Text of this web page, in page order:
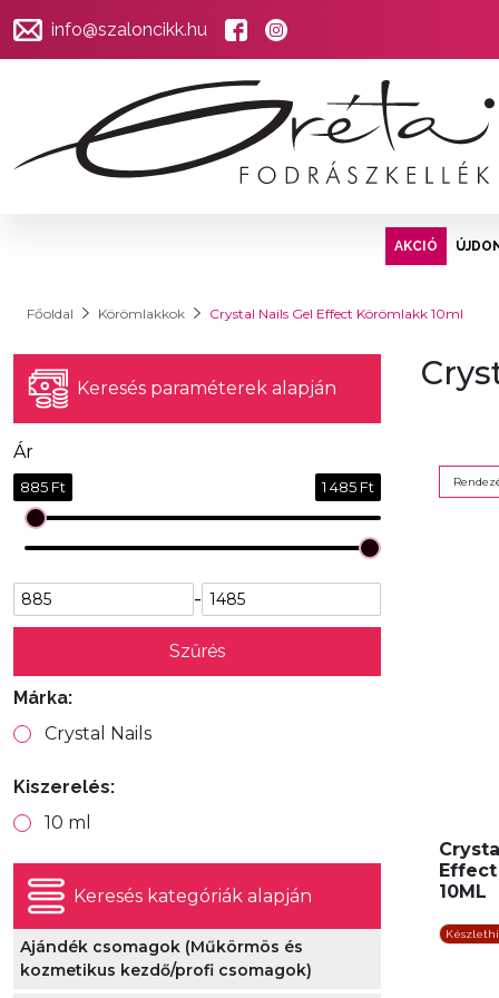
info@szaloncikk.hu
AKCIÓ
Főoldal Körömlakkok Crystal Nails Gel Effect Körömlakk 10ml
Keresés paraméterek alapján
Ár
885 Ft 1 485 Ft
-
Szűrés
Márka:
Crystal Nails
Kiszerelés:
10 ml
Keresés kategóriák alapján
Ajándék csomagok (Műkörmös és
kozmetikus kezdő/profi csomagok)
Effect
10ML